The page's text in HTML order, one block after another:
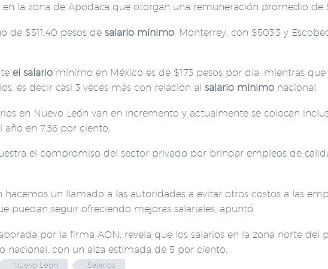
la zona de Apodaca que otorgan una remuneración promedio de
de $511.40 pesos de salario mínimo , Monterrey, con $503.3 y
el salario mínimo en México es de $173 pesos por día, mientras
es decir casi 3 veces más con relación al salario mínimo nacional.
en Nuevo León van en incremento y actualmente se colocan
en 7.36 por ciento.
el compromiso del sector privado por brindar empleos de
un llamado a las autoridades a evitar otros costos a las
puedan seguir ofreciendo mejoras salariales, apuntó.
por la firma AON, revela que los salarios en la zona norte del
con un alza estimada de 5 por ciento.
Nuevo León Salarios